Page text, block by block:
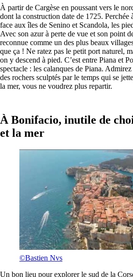
À partir de Cargèse en poussant vers le
dont la construction date de 1725. Perchée
face aux îles de Senino et Scandola, les
Avec son azur à perte de vue et son point
reconnue comme un des plus beaux
que ça ! Ne ratez pas le petit port naturel,
on y descend à pied. C’est entre Piana et
spectacle : les calanques de Piana.
des rochers sculptés par le temps qui se
la mer, vous ne voudrez plus repartir.
À Bonifacio, inutile de
et la mer
©Bastien Nvs
Un bon lieu pour explorer le sud de la